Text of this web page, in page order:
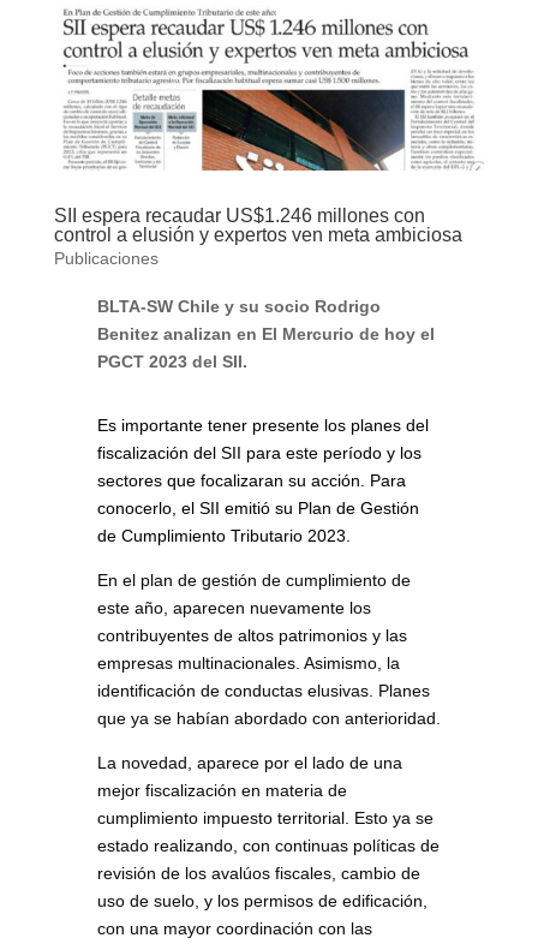
SII espera recaudar US$1.246 millones con
control a elusión y expertos ven meta ambiciosa
Publicaciones
BLTA-SW Chile y su socio Rodrigo
Benitez analizan en El Mercurio de hoy el
PGCT 2023 del SII.
Es importante tener presente los planes del
fiscalización del SII para este período y los
sectores que focalizaran su acción. Para
conocerlo, el SII emitió su Plan de Gestión
de Cumplimiento Tributario 2023.
En el plan de gestión de cumplimiento de
este año, aparecen nuevamente los
contribuyentes de altos patrimonios y las
empresas multinacionales. Asimismo, la
identificación de conductas elusivas. Planes
que ya se habían abordado con anterioridad.
La novedad, aparece por el lado de una
mejor fiscalización en materia de
cumplimiento impuesto territorial. Esto ya se
estado realizando, con continuas políticas de
revisión de los avalúos fiscales, cambio de
uso de suelo, y los permisos de edificación,
con una mayor coordinación con las